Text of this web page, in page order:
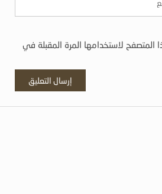
لاستخدامها المرة المقبلة في